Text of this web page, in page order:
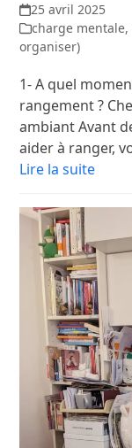
25 avril 2025
charge mentale,
organiser)
1- A quel
rangement ?
ambiant Avant
aider à ranger,
Lire la suite